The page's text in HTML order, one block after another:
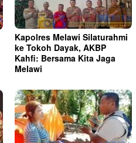
Kapolres Melawi Silaturahmi
ke Tokoh Dayak, AKBP
Kahfi: Bersama Kita Jaga
Melawi